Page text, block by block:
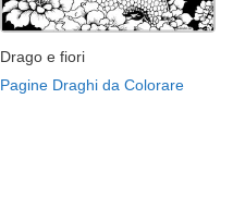
Drago e fiori
Pagine Draghi da Colorare